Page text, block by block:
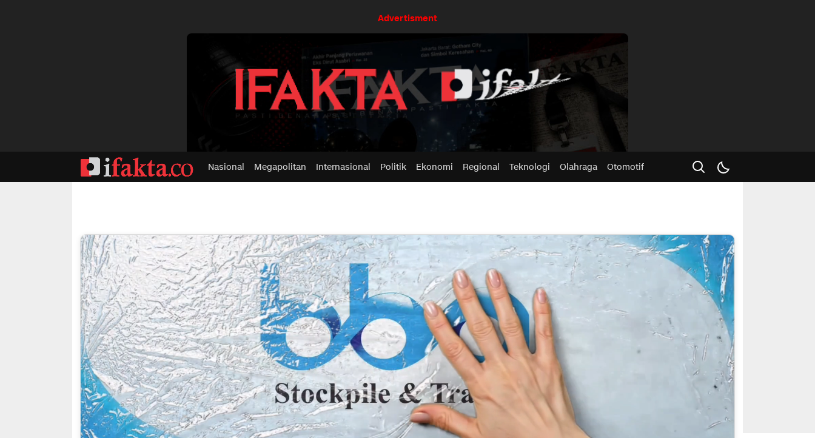
Advertisment
Nasional Megapolitan Internasional Politik Ekonomi Regional Teknologi Olahraga Otomotif